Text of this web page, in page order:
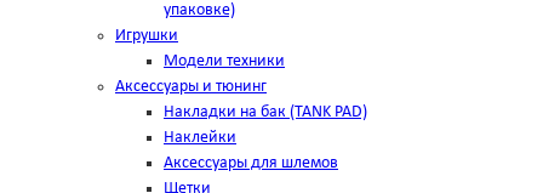
упаковке)
Игрушки
Модели техники
Аксессуары и тюнинг
Накладки на бак (TANK PAD)
Наклейки
Аксессуары для шлемов
Щетки